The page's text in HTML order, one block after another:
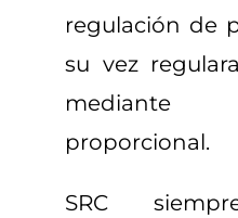
regulación de
su vez
mediante
proporcional.
SRC